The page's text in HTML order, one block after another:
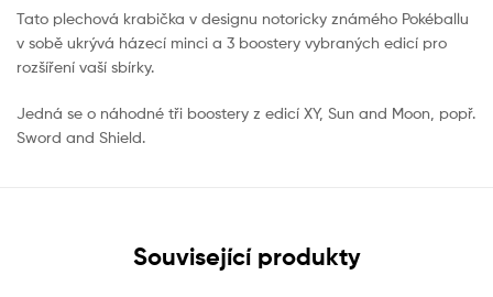
Tato plechová krabička v designu notoricky známého Pokéballu
v sobě ukrývá házecí minci a 3 boostery vybraných edicí pro
rozšíření vaší sbírky.
Jedná se o náhodné tři boostery z edicí XY, Sun and Moon, popř.
Sword and Shield.
Související produkty